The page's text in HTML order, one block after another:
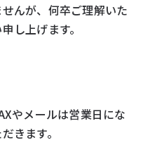
んが、何卒ご理解いた
し上げます。
やメールは営業日にな
きます。